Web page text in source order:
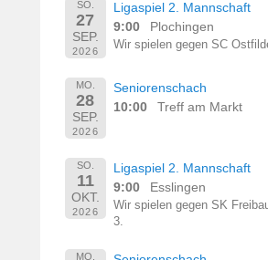
SO.
27
SEP.
2026
Ligaspiel 2. Mannschaft
9:00
Plochingen
Wir spielen gegen SC
MO.
28
SEP.
2026
Seniorenschach
10:00
Treff am Markt
SO.
11
OKT.
2026
Ligaspiel 2. Mannschaft
9:00
Esslingen
Wir spielen gegen SK
3.
MO.